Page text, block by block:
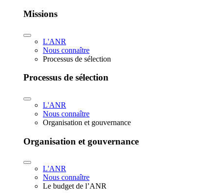
Missions
L'ANR
Nous connaître
Processus de sélection
Processus de sélection
L'ANR
Nous connaître
Organisation et gouvernance
Organisation et gouvernance
L'ANR
Nous connaître
Le budget de l’ANR